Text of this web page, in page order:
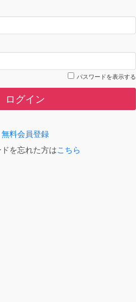
パスワードを表示する
ログイン
無料会員登録
を忘れた方はこちら